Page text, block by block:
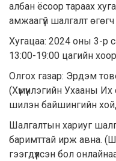
албан ёсоор тараах
амжаагүй шалгалт
Хугацаа: 2024 оны 3-р
13:00-19:00 цагийн
Олгох газар: Эрдэм
(Хүмүүнлэгийн Ухааны
шилэн байшингийн
Шалгалтын хариуг
баримттай ирж авна.
гээгдүүлсэн бол